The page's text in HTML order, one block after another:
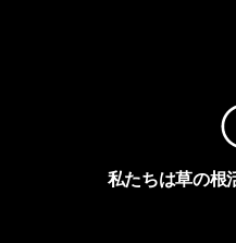
私たちは草の根